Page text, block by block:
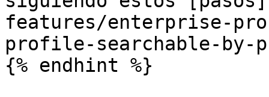
features/enterprise-
profile-searchable-by-
{% endhint %}